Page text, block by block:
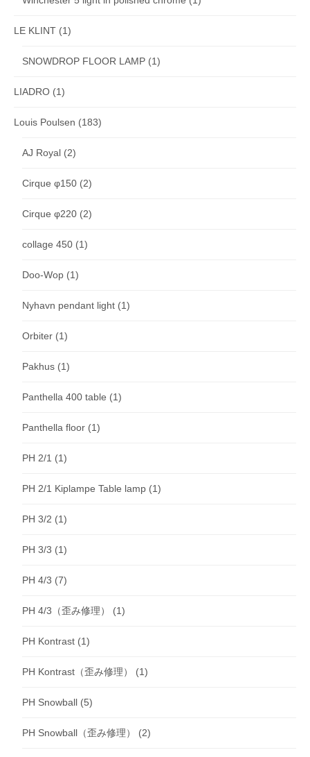
LE KLINT (1)
SNOWDROP FLOOR LAMP (1)
LIADRO (1)
Louis Poulsen (183)
AJ Royal (2)
Cirque φ150 (2)
Cirque φ220 (2)
collage 450 (1)
Doo-Wop (1)
Nyhavn pendant light (1)
Orbiter (1)
Pakhus (1)
Panthella 400 table (1)
Panthella floor (1)
PH 2/1 (1)
PH 2/1 Kiplampe Table lamp (1)
PH 3/2 (1)
PH 3/3 (1)
PH 4/3 (7)
PH 4/3（歪み修理） (1)
PH Kontrast (1)
PH Kontrast（歪み修理） (1)
PH Snowball (5)
PH Snowball（歪み修理） (2)